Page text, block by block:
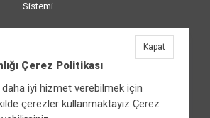
Sistemi
Bakanlığı
Mahallesi Şehit Mehmet Bayraktar
No:3 Çankaya/Ankara
+90 312 585 10 00
Çerez Politikası
iyi hizmet verebilmek için
çerezler kullanmaktayız Çerez
Kapat